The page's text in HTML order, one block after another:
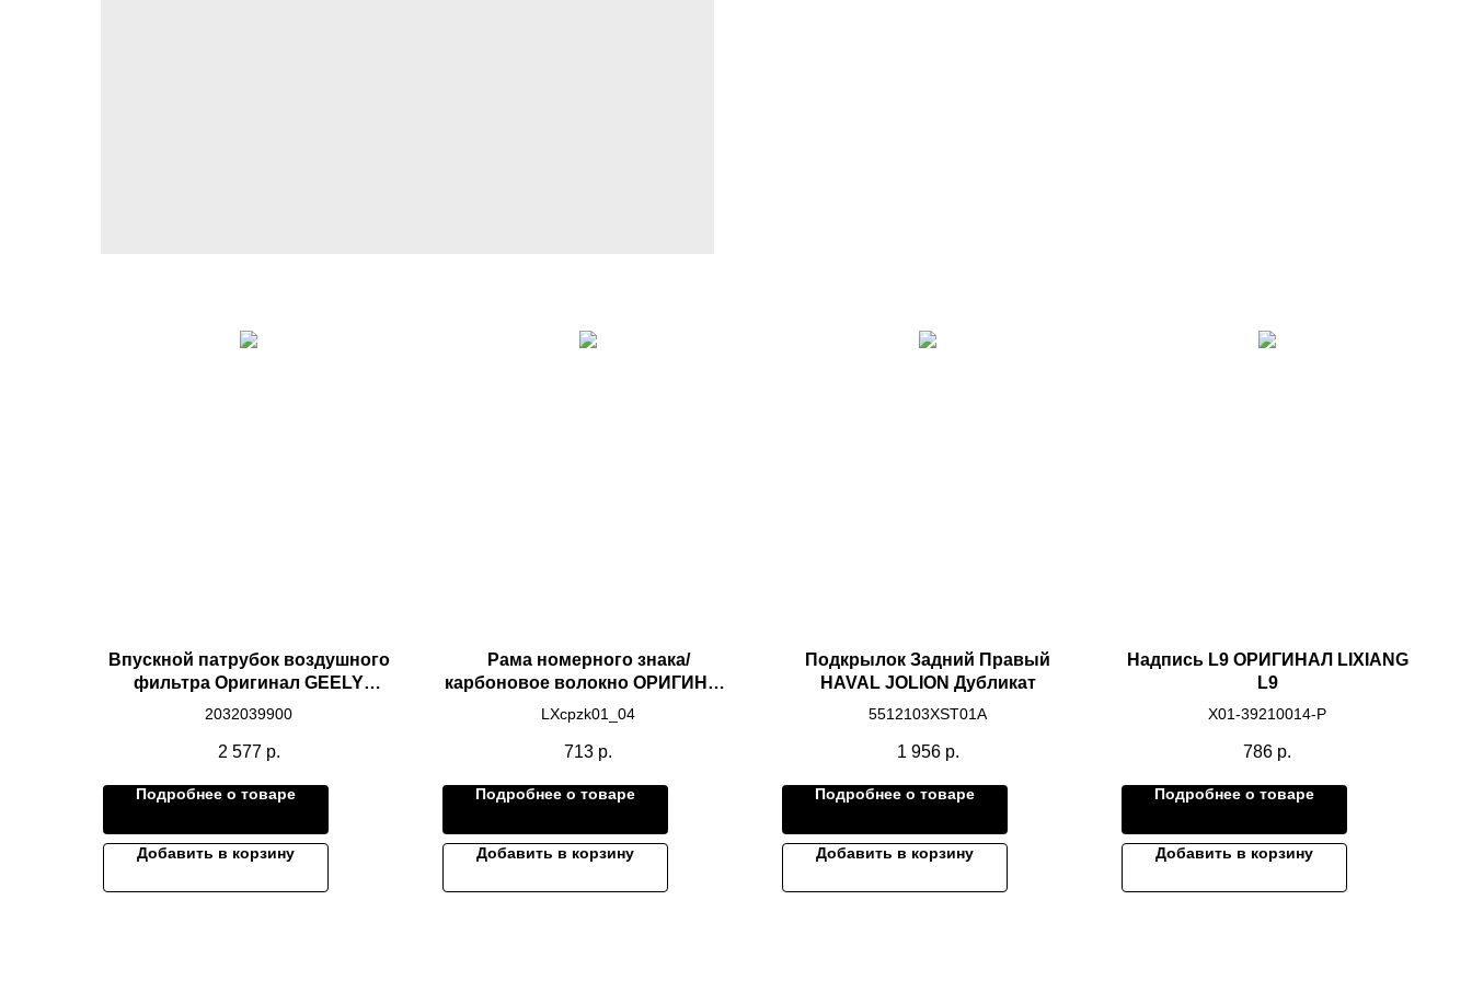
Впускной патрубок воздушного
фильтра Оригинал GEELY
EMGRAND
2032039900
2 577 р.
Подробнее о товаре
Добавить в корзину
Рама номерного знака/
карбоновое волокно ОРИГИНАЛ
LIXIANG
LXcpzk01_04
713 р.
Подробнее о товаре
Добавить в корзину
Подкрылок Задний Правый
HAVAL JOLION Дубликат
5512103XST01A
1 956 р.
Подробнее о товаре
Добавить в корзину
Надпись L9 ОРИГИНАЛ LIXIANG
L9
X01-39210014-P
786 р.
Подробнее о товаре
Добавить в корзину